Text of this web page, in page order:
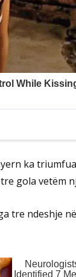
ka
gola vetëm
tre ndeshje